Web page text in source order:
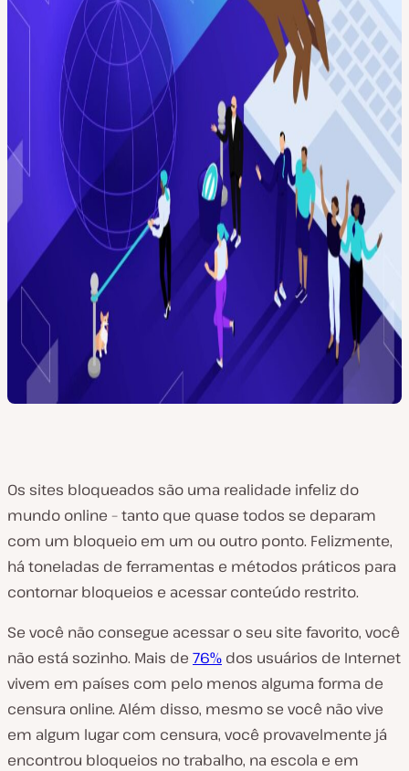
Os sites bloqueados são uma realidade infeliz do
mundo online – tanto que quase todos se deparam
com um bloqueio em um ou outro ponto. Felizmente,
há toneladas de ferramentas e métodos práticos para
contornar bloqueios e acessar conteúdo restrito.
Se você não consegue acessar o seu site favorito, você
não está sozinho. Mais de 76% dos usuários de Internet
vivem em países com pelo menos alguma forma de
censura online. Além disso, mesmo se você não vive
em algum lugar com censura, você provavelmente já
encontrou bloqueios no trabalho, na escola e em